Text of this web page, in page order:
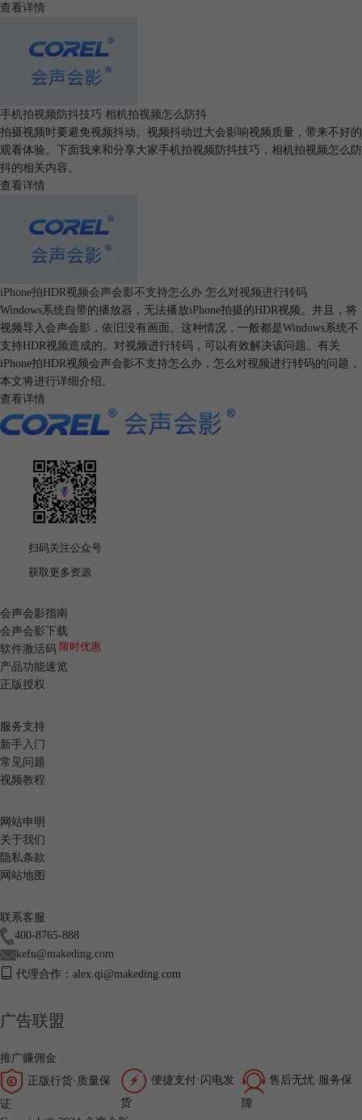
运用的色彩系统，掌握其原理，学会读懂HSL颜色查询对照表，可以为我
作者：左旋葡萄糖
查看详情
手机拍视频防抖技巧 相机拍视频怎么防抖
拍摄视频时要避免视频抖动。视频抖动过大会影响视频质量，带来不好的
观看体验。下面我来和分享大家手机拍视频防抖技巧，相机拍视频怎么防
抖的相关内容。
查看详情
iPhone拍HDR视频会声会影不支持怎么办 怎么对视频进行转码
Windows系统自带的播放器，无法播放iPhone拍摄的HDR视频。并且，将
视频导入会声会影，依旧没有画面。这种情况，一般都是Windows系统不
支持HDR视频造成的。对视频进行转码，可以有效解决该问题。有关
iPhone拍HDR视频会声会影不支持怎么办，怎么对视频进行转码的问题，
本文将进行详细介绍。
查看详情
扫码关注公众号
获取更多资源
会声会影指南
会声会影下载
软件激活码 限时优惠
产品功能速览
正版授权
服务支持
新手入门
常见问题
视频教程
网站申明
关于我们
隐私条款
网站地图
联系客服
400-8765-888
kefu@makeding.com
代理合作：alex.qi@makeding.com
广告联盟
推广赚佣金
正版行货·质量保
证
便捷支付·闪电发
货
售后无忧·服务保
障